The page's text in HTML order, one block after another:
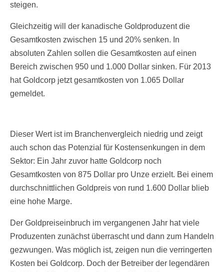
steigen.
Gleichzeitig will der kanadische Goldproduzent die
Gesamtkosten zwischen 15 und 20% senken. In
absoluten Zahlen sollen die Gesamtkosten auf einen
Bereich zwischen 950 und 1.000 Dollar sinken. Für 2013
hat Goldcorp jetzt gesamtkosten von 1.065 Dollar
gemeldet.
Dieser Wert ist im Branchenvergleich niedrig und zeigt
auch schon das Potenzial für Kostensenkungen in dem
Sektor: Ein Jahr zuvor hatte Goldcorp noch
Gesamtkosten von 875 Dollar pro Unze erzielt. Bei einem
durchschnittlichen Goldpreis von rund 1.600 Dollar blieb
eine hohe Marge.
Der Goldpreiseinbruch im vergangenen Jahr hat viele
Produzenten zunächst überrascht und dann zum Handeln
gezwungen. Was möglich ist, zeigen nun die verringerten
Kosten bei Goldcorp. Doch der Betreiber der legendären